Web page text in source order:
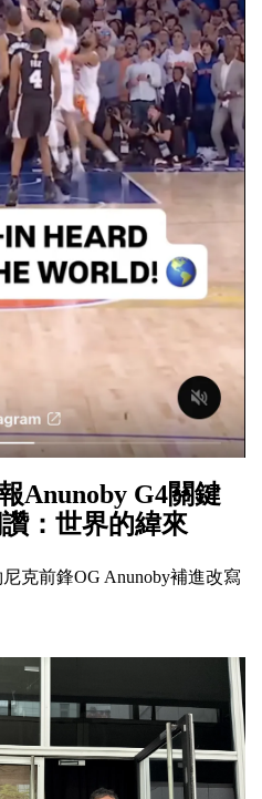
Anunoby G4關鍵
：世界的緯來
克前鋒OG Anunoby補進改寫